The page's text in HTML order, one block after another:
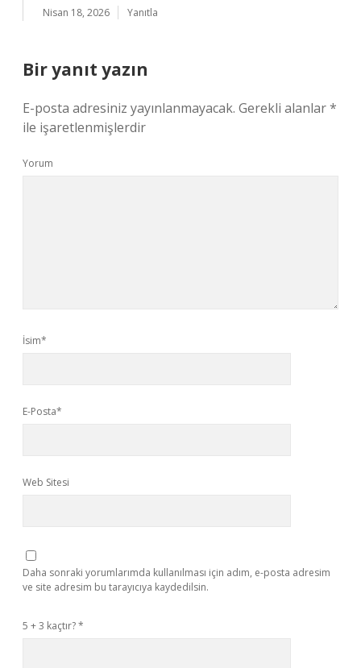
Nisan 18, 2026 Yanıtla
Bir yanıt yazın
E-posta adresiniz yayınlanmayacak. Gerekli alanlar*
ile işaretlenmişlerdir
Yorum
İsim*
E-Posta*
Web Sitesi
Daha sonraki yorumlarımda kullanılması için adım, e-posta adresim
ve site adresim bu tarayıcıya kaydedilsin.
5 + 3 kaçtır?*